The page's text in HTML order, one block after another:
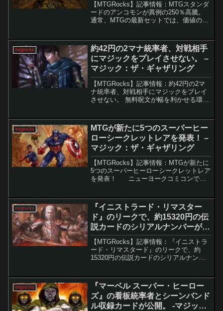
【MTGRocks】記事情報：MTGスタンダ
ードのアンコモンが異例の250％高騰。
通常、MTGの最新セットでは、価値のあ
以上の価値を持つことは稀であり、さら
にそのセット...
mtgrocks
約42円の2マナ統率者、対戦相手
にマジックをプレイさせない。 –
マジック：ザ・ギャザリング
【MTGRocks】記事情報：約42円の2マ
ナ統率者、対戦相手にマジックをプレイ
させない。 無料呪文が幅を利かせる環境
ニア」（以下ラヴィニア）は「ただ乗
り」やコスト軽減...
mtgrocks
MTGが新たに5つのスーパーヒー
ローシークレットレアを発表！ –
マジック：ザ・ギャザリング
【MTGRocks】記事情報：MTGが新たに
5つのスーパーヒーローシークレットレア
を発表！ ニューヨークコミコンで行
2024年11月4日より、5種...
mtgrocks
『イニストラード・リマスター
ド』のリークで、約15320円の伝
説カードのシリアルナンバーが明
らかに。 – マジック：ザ・ギャザ
リング
【MTGRocks】記事情報：『イニストラ
ード・リマスタード』のリークで、約
15320円の伝説カードのシリアルナンバ
掲載によってリークされ、多くのMTGプ
レイヤ...
mtgrocks
『マーベル スーパー・ヒーロー
ズ』の看板統率者とシーンバンド
ル収録カードが公開。 -マジッ